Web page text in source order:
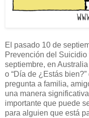
El pasado 10 de
Prevención del
septiembre, en
o “Día de ¿Estás
pregunta a familia,
una manera
importante que puede
para alguien que está